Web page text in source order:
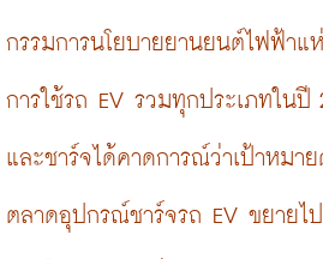
กรรมการนโยบายยานยนต์ไฟฟ้าแ
การใช้รถ EV รวมทุกประเภทในปี
และชาร์จได้คาดการณ์ว่าเป้าหมา
ตลาดอุปกรณ์ชาร์จรถ EV ขยายไ